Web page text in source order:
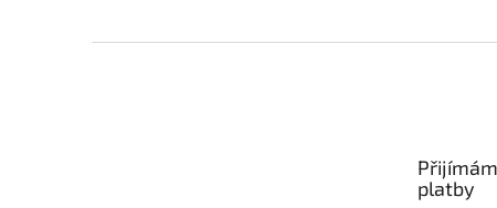
platby